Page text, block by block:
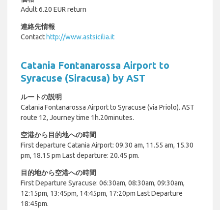
Adult 6.20 EUR return
連絡先情報
Contact http://www.astsicilia.it
Catania Fontanarossa Airport to
Syracuse (Siracusa) by AST
ルートの説明
Catania Fontanarossa Airport to Syracuse (via Priolo). AST
route 12, Journey time 1h.20minutes.
空港から目的地への時間
First departure Catania Airport: 09.30 am, 11.55 am, 15.30
pm, 18.15 pm Last departure: 20.45 pm.
目的地から空港への時間
First Departure Syracuse: 06:30am, 08:30am, 09:30am,
12:15pm, 13:45pm, 14:45pm, 17:20pm Last Departure
18:45pm.